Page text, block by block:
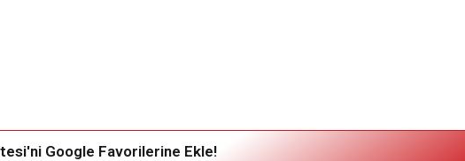
Google Favorilerine Ekle!